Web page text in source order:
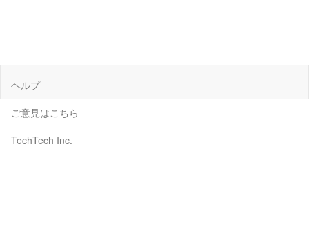
ヘルプ
ご意見はこちら
TechTech Inc.